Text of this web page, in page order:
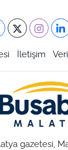
İletişim
gazetesi,